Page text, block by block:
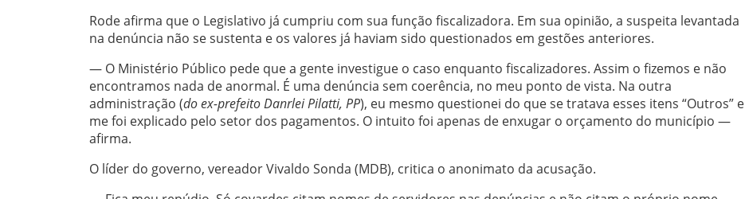
Rode afirma que o Legislativo já cumpriu com sua função fiscalizadora. Em sua opinião, a suspeita levantada
na denúncia não se sustenta e os valores já haviam sido questionados em gestões anteriores.
— O Ministério Público pede que a gente investigue o caso enquanto fiscalizadores. Assim o fizemos e não
encontramos nada de anormal. É uma denúncia sem coerência, no meu ponto de vista. Na outra
administração (do ex-prefeito Danrlei Pilatti, PP), eu mesmo questionei do que se tratava esses itens “Outros” e
me foi explicado pelo setor dos pagamentos. O intuito foi apenas de enxugar o orçamento do município —
afirma.
O líder do governo, vereador Vivaldo Sonda (MDB), critica o anonimato da acusação.